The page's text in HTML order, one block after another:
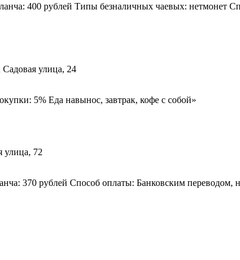
400 рублей Типы безналичных чаевых: нетмонет
улица, 24
5% Еда навынос, завтрак, кофе с собой»
улица, 72
370 рублей Способ оплаты: Банковским